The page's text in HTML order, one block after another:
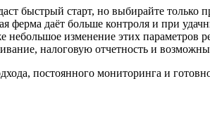
быстрый старт, но выбирайте только
ферма даёт больше контроля и при
изменение этих параметров
налоговую отчетность и
постоянного мониторинга и